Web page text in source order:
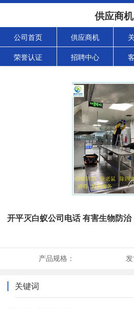
供应商机
公司首页 供应商机
荣誉认证 招聘中心
开平灭白蚁公司电话 有害生物防治
产品规格：
关键词